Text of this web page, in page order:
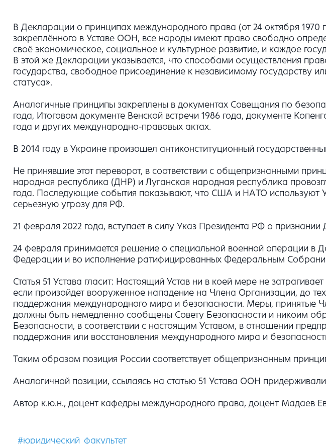
В Декларации о принципах международного права (от 24 октября
закреплённого в Уставе ООН, все народы имеют право свободно
своё экономическое, социальное и культурное развитие, и каждое
В этой же Декларации указывается, что способами осуществления
государства, свободное присоединение к независимому государству
статуса».
Аналогичные принципы закреплены в документах Совещания по
года, Итоговом документе Венской встречи 1986 года, документе
года и других международно-правовых актах.
В 2014 году в Украине произошел антиконституционный
Не принявшие этот переворот, в соответствии с общепризнанными
народная республика (ДНР) и Луганская народная республика
года. Последующие события показывают, что США и НАТО используют
серьезную угрозу для РФ.
21 февраля 2022 года, вступает в силу Указ Президента РФ о
24 февраля принимается решение о специальной военной операции в
Федерации и во исполнение ратифицированных Федеральным
Статья 51 Устава гласит: Настоящий Устав ни в коей мере не
если произойдет вооруженное нападение на Члена Организации, до
поддержания международного мира и безопасности. Меры, принятые
должны быть немедленно сообщены Совету Безопасности и никоим
Безопасности, в соответствии с настоящим Уставом, в отношении
поддержания или восстановления международного мира и
Таким образом позиция России соответствует общепризнанным
Аналогичной позиции, ссылаясь на статью 51 Устава ООН
Автор к.ю.н., доцент кафедры международного права, доцент Мадаев
#юридический_факультет